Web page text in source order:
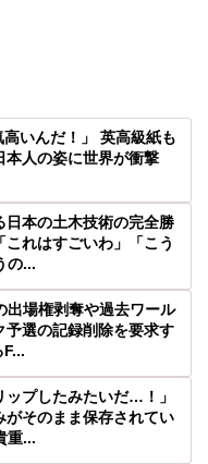
いんだ！」 英高級紙も
本人の姿に世界が衝撃
本の土木技術の完全勝
れはすごいわ」「こう
の...
出場権剥奪や過去ワール
予選の記録削除を要求す
F...
プしたみたいだ…！」
がそのまま保存されてい
重...